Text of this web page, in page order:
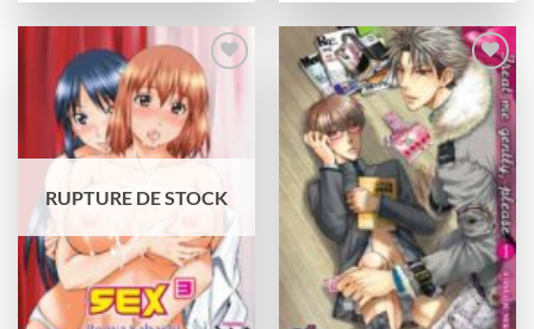
Ajouter
wishlist
RUPTURE DE STOCK
Ajouter
à la
wishlist